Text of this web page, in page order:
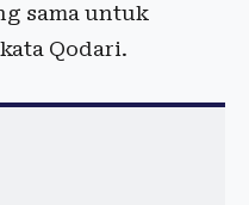
sama untuk
Qodari.